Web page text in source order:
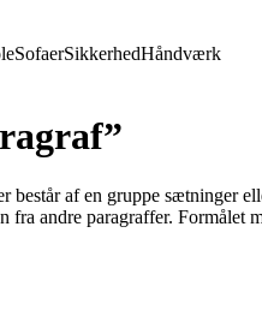
SofaerSikkerhedHåndværk
består af en gruppe sætninger
andre paragraffer. Formålet